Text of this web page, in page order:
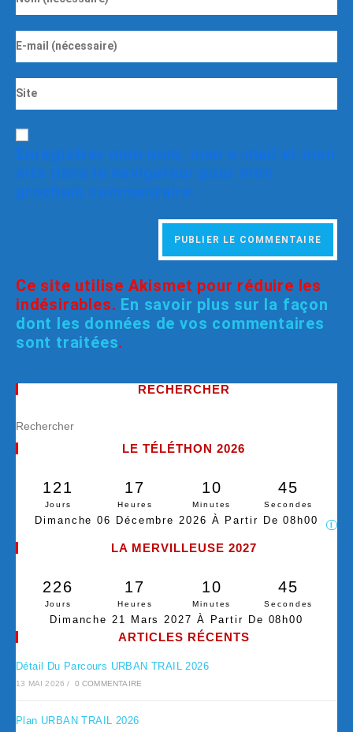
Enregistrer mon nom, mon e-mail et mon
site dans le navigateur pour mon
prochain commentaire.
Ce site utilise Akismet pour réduire les
indésirables. En savoir plus sur la façon
dont les données de vos commentaires
sont traitées.
RECHERCHER
LE TÉLÉTHON 2026
121
Jours
17
Heures
10
Minutes
44
Secondes
Dimanche 06 Décembre 2026 À Partir De 08h00
LA MERVILLEUSE 2027
226
Jours
17
Heures
10
Minutes
44
Secondes
Dimanche 21 Mars 2027 À Partir De 08h00
ARTICLES RÉCENTS
Détail Du Parcours URBAN TRAIL 2026
13 MAI 2026 / 0 COMMENTAIRE
Plan URBAN TRAIL 2026